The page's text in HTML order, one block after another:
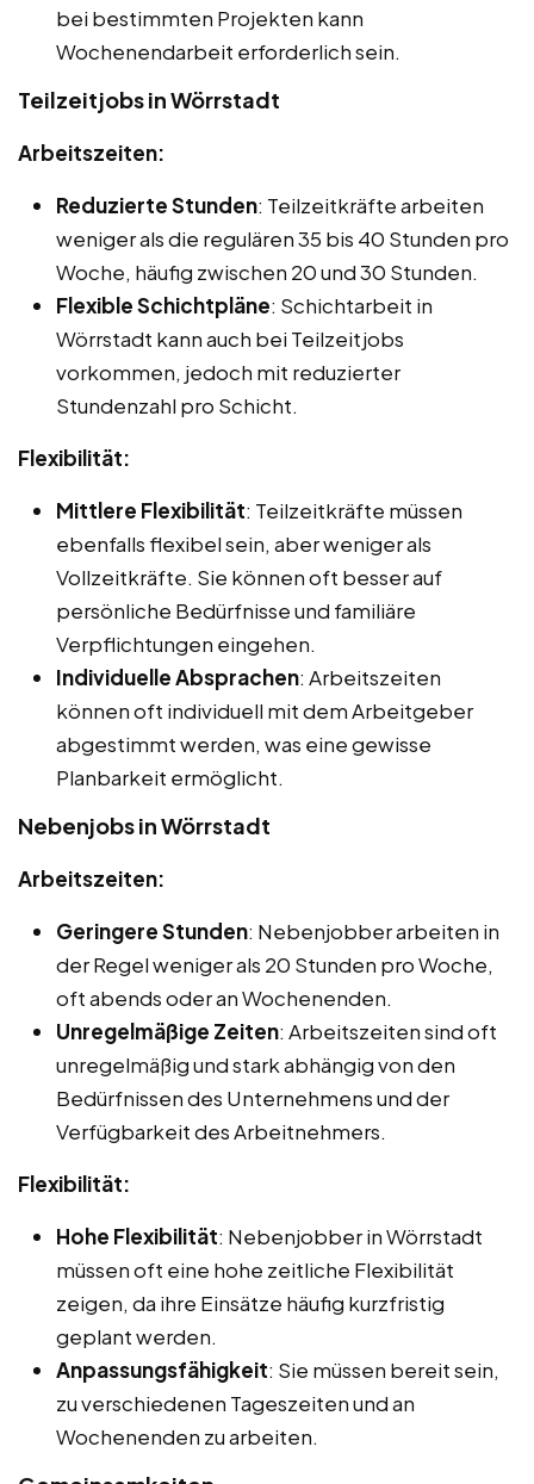
bei bestimmten Projekten kann
Wochenendarbeit erforderlich sein.
Teilzeitjobs in Wörrstadt
Arbeitszeiten:
Reduzierte Stunden: Teilzeitkräfte arbeiten
weniger als die regulären 35 bis 40 Stunden pro
Woche, häufig zwischen 20 und 30 Stunden.
Flexible Schichtpläne: Schichtarbeit in
Wörrstadt kann auch bei Teilzeitjobs
vorkommen, jedoch mit reduzierter
Stundenzahl pro Schicht.
Flexibilität:
Mittlere Flexibilität: Teilzeitkräfte müssen
ebenfalls flexibel sein, aber weniger als
Vollzeitkräfte. Sie können oft besser auf
persönliche Bedürfnisse und familiäre
Verpflichtungen eingehen.
Individuelle Absprachen: Arbeitszeiten
können oft individuell mit dem Arbeitgeber
abgestimmt werden, was eine gewisse
Planbarkeit ermöglicht.
Nebenjobs in Wörrstadt
Arbeitszeiten:
Geringere Stunden: Nebenjobber arbeiten in
der Regel weniger als 20 Stunden pro Woche,
oft abends oder an Wochenenden.
Unregelmäßige Zeiten: Arbeitszeiten sind oft
unregelmäßig und stark abhängig von den
Bedürfnissen des Unternehmens und der
Verfügbarkeit des Arbeitnehmers.
Flexibilität:
Hohe Flexibilität: Nebenjobber in Wörrstadt
müssen oft eine hohe zeitliche Flexibilität
zeigen, da ihre Einsätze häufig kurzfristig
geplant werden.
Anpassungsfähigkeit: Sie müssen bereit sein,
zu verschiedenen Tageszeiten und an
Wochenenden zu arbeiten.